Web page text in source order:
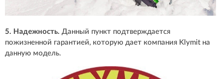
5. Надежность. Данный пункт подтверждается
пожизненной гарантией, которую дает компания Klymit на
данную модель.